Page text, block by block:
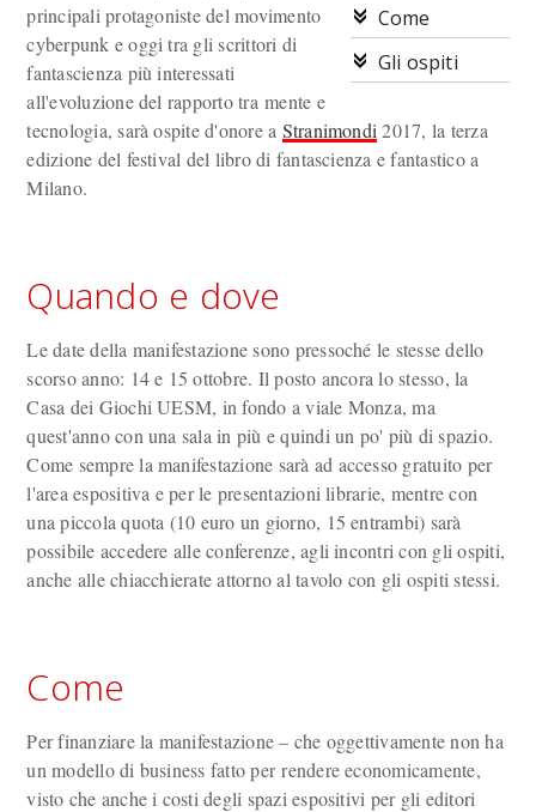
Come
Gli ospiti
principali protagoniste del movimento
cyberpunk e oggi tra gli scrittori di
fantascienza più interessati
all'evoluzione del rapporto tra mente e
tecnologia, sarà ospite d'onore a Stranimondi 2017, la terza
edizione del festival del libro di fantascienza e fantastico a
Milano.
Quando e dove
Le date della manifestazione sono pressoché le stesse dello
scorso anno: 14 e 15 ottobre. Il posto ancora lo stesso, la
Casa dei Giochi UESM, in fondo a viale Monza, ma
quest'anno con una sala in più e quindi un po' più di spazio.
Come sempre la manifestazione sarà ad accesso gratuito per
l'area espositiva e per le presentazioni librarie, mentre con
una piccola quota (10 euro un giorno, 15 entrambi) sarà
possibile accedere alle conferenze, agli incontri con gli ospiti,
anche alle chiacchierate attorno al tavolo con gli ospiti stessi.
Come
Per finanziare la manifestazione – che oggettivamente non ha
un modello di business fatto per rendere economicamente,
visto che anche i costi degli spazi espositivi per gli editori